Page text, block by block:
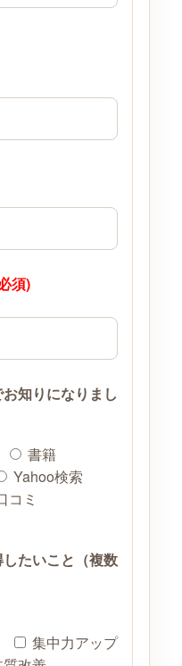
須)
知りになりまし
書籍
Yahoo検索
コミ
たいこと（複数
集中力アップ